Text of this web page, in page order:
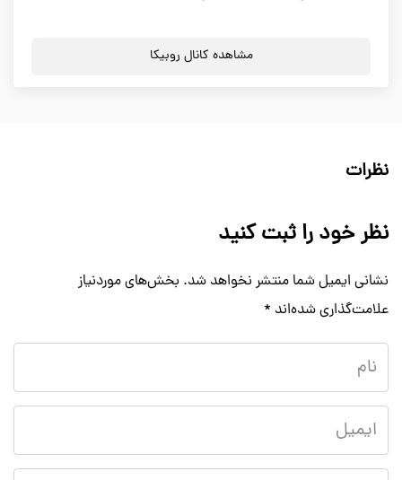
مشاهده کانال روبیکا
نظرات
نظر خود را ثبت کنید
نشانی ایمیل شما منتشر نخواهد شد. بخش‌های موردنیاز
علامت‌گذاری شده‌اند *